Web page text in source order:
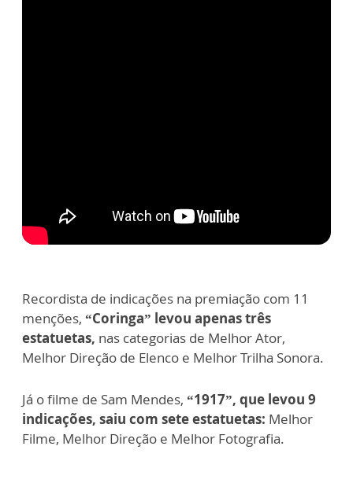
Recordista de indicações na premiação com 11
menções, “Coringa” levou apenas três
estatuetas, nas categorias de Melhor Ator,
Melhor Direção de Elenco e Melhor Trilha Sonora.
Já o filme de Sam Mendes, “1917”, que levou 9
indicações, saiu com sete estatuetas: Melhor
Filme, Melhor Direção e Melhor Fotografia.